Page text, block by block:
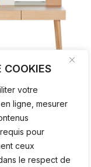
COOKIES
votre
ligne, mesurer
pour
ceux
le respect de
2 tiroirs